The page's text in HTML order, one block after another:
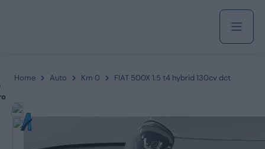
Acquista
Azienda
Home Auto Km 0 FIAT 500X 1.5 t4 hybrid 130cv dct